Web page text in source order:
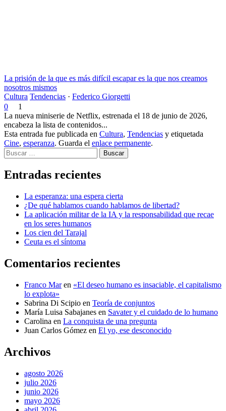
La prisión de la que es más difícil escapar es la que nos creamos
nosotros mismos
Cultura Tendencias · Federico Giorgetti
0
1
La nueva miniserie de Netflix, estrenada el 18 de junio de 2026,
encabeza la lista de contenidos...
Esta entrada fue publicada en Cultura, Tendencias y etiquetada
Cine, esperanza. Guarda el enlace permanente.
Buscar
Entradas recientes
La esperanza: una espera cierta
¿De qué hablamos cuando hablamos de libertad?
La aplicación militar de la IA y la responsabilidad que recae
en los seres humanos
Los cien del Tarajal
Ceuta es el síntoma
Comentarios recientes
Franco Maren «El deseo humano es insaciable, el capitalismo
lo explota»
Sabrina Di Scipio en Teoría de conjuntos
María Luisa Sabajanes en Savater y el cuidado de lo humano
Carolina en La conquista de una pregunta
Juan Carlos Gómez en El yo, ese desconocido
Archivos
agosto 2026
julio 2026
junio 2026
mayo 2026